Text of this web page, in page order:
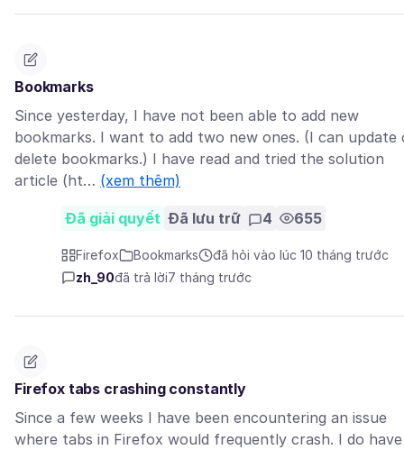
Bookmarks
Since yesterday, I have not been able to add new
bookmarks. I want to add two new ones. (I can update
delete bookmarks.) I have read and tried the solution
article (ht… (xem thêm)
Đã giải quyết Đã lưu trữ 4 655
Firefox Bookmarks
đã hỏi vào lúc 10 tháng trước
zh_90đã trả lời7 tháng trước
Firefox tabs crashing constantly
Since a few weeks I have been encountering an issue
where tabs in Firefox would frequently crash. I do have